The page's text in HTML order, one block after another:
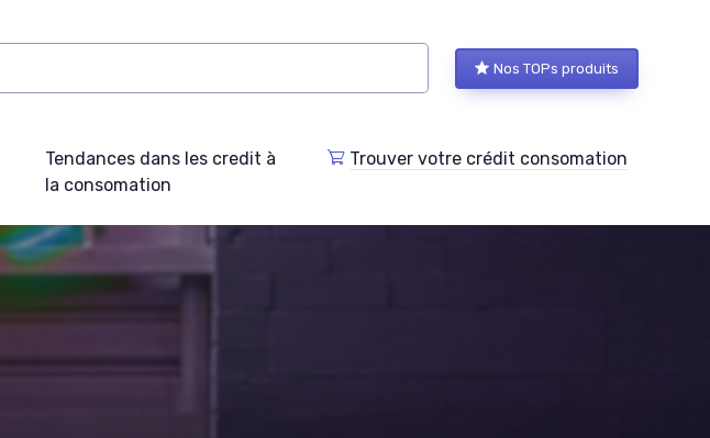
Nos TOPs produits
Tendances dans les credit à
la consomation
Trouver votre crédit consomation